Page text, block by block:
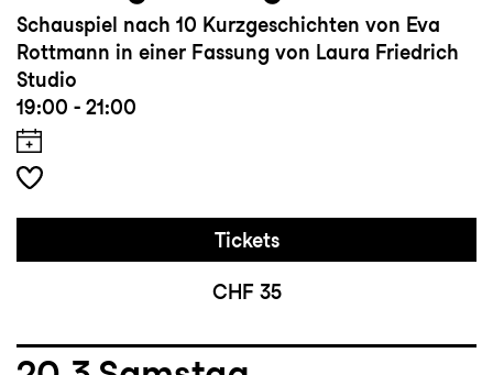
Schauspiel nach 10 Kurzgeschichten von Eva
Rottmann in einer Fassung von Laura Friedrich
Studio
19:00 - 21:00
Tickets
CHF 35